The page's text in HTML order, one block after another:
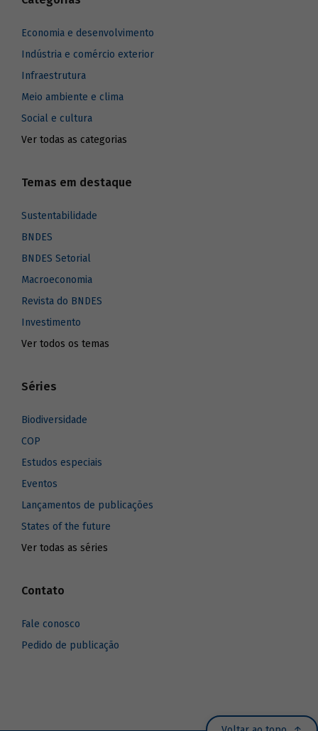
Economia e desenvolvimento
Indústria e comércio exterior
Infraestrutura
Meio ambiente e clima
Social e cultura
Ver todas as categorias
Temas em destaque
Sustentabilidade
BNDES
BNDES Setorial
Macroeconomia
Revista do BNDES
Investimento
Ver todos os temas
Séries
Biodiversidade
COP
Estudos especiais
Eventos
Lançamentos de publicações
States of the future
Ver todas as séries
Contato
Fale conosco
Pedido de publicação